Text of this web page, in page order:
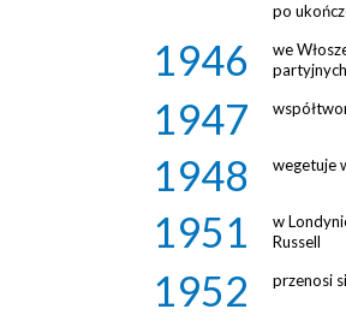
po
1946
we
partyjnych
1947
1948 wegetuje
1951
w
Russell
1952 przenosi